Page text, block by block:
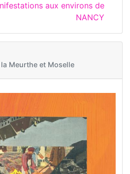
aux environs de
NANCY
Meurthe et Moselle